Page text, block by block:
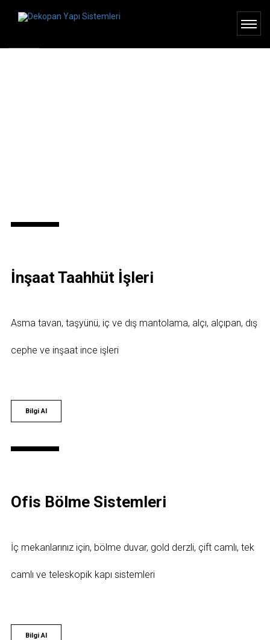
İnşaat Taahhüt İşleri
Asma tavan, taşyünü, iç ve dış mantolama, alçı, alçıpan, dış
cephe ve inşaat ince işleri
Bilgi Al
Ofis Bölme Sistemleri
İç mekanlarınız için, bölme duvar, gold derzli, çift camlı, tek
camlı ve teleskopik kapı sistemleri
Bilgi Al